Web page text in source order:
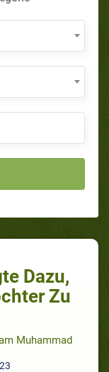
Dazu,
Zu
Muhammad